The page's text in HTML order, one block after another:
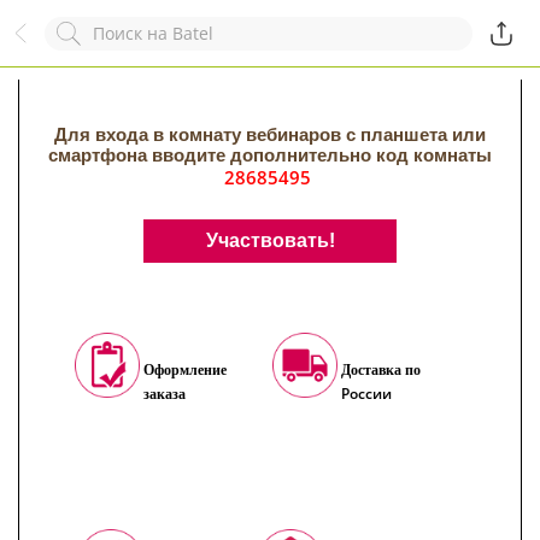
Назад
Комментарий
ОСТАВИТЬ ЗАЯВКУ
Для входа в комнату вебинаров с планшета или
смартфона вводите дополнительно код комнаты
28685495
Участвовать!
Оформление
заказа
Доставка по
России